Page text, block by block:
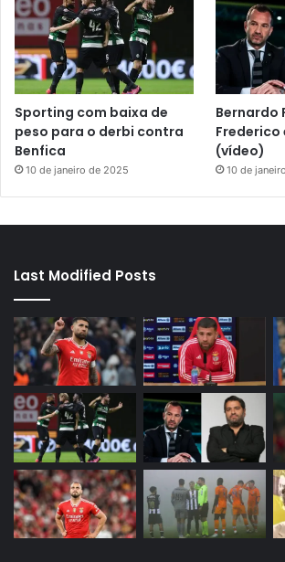
Sporting com baixa de
peso para o derbi contra
Benfica
10 de janeiro de 2025
Bernardo
Frederico
(vídeo)
10 de
Last Modified Posts